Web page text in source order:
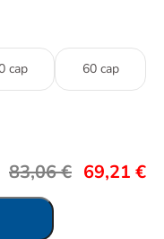
cap 60 cap
83,06€ 69,21 €